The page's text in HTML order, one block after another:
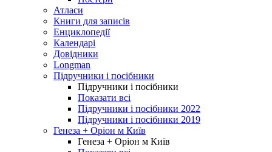
Атласи
Книги для записів
Енциклопедії
Календарі
Довідники
Longman
Підручники і посібники
Підручники і посібники
Показати всі
Підручники і посібники 2022
Підручники і посібники 2019
Генеза + Оріон м Київ
Генеза + Оріон м Київ